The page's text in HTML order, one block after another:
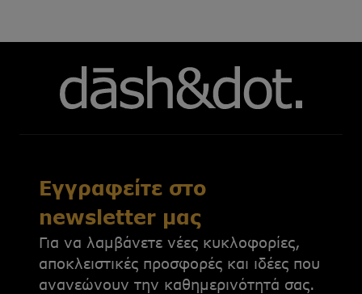
Εγγραφείτε στο
newsletter μας
Για να λαμβάνετε νέες κυκλοφορίες,
αποκλειστικές προσφορές και ιδέες που
ανανεώνουν την καθημερινότητά σας.